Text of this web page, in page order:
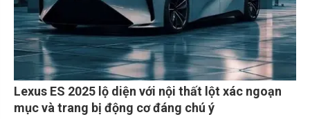
Lexus ES 2025 lộ diện với nội thất lột xác ngoạn
mục và trang bị động cơ đáng chú ý